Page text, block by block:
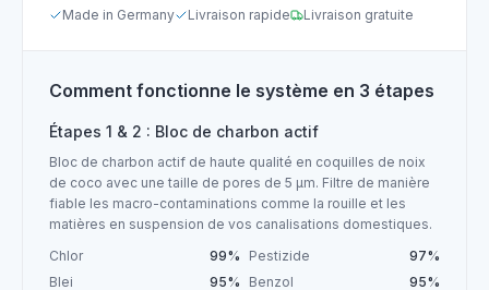
Made in Germany Livraison rapide Livraison gratuite
Comment fonctionne le système en 3 étapes
Étapes 1 & 2 : Bloc de charbon actif
Bloc de charbon actif de haute qualité en coquilles de noix
de coco avec une taille de pores de 5 µm. Filtre de manière
fiable les macro-contaminations comme la rouille et les
matières en suspension de vos canalisations domestiques.
Chlor
99% Pestizide
97%
Blei
95% Benzol 95%